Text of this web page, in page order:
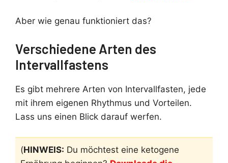
Aber wie genau funktioniert das?
Verschiedene Arten des
Intervallfastens
Es gibt mehrere Arten von Intervallfasten, jede
mit ihrem eigenen Rhythmus und Vorteilen.
Lass uns einen Blick darauf werfen.
(HINWEIS: Du möchtest eine ketogene